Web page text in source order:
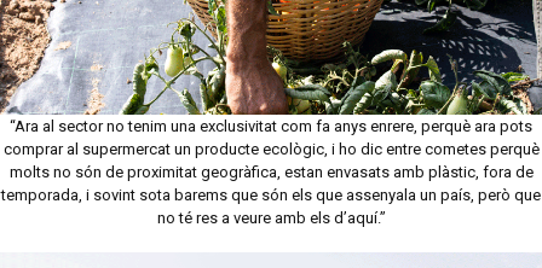
“Ara al sector no tenim una exclusivitat com fa anys enrere, perquè ara pots
comprar al supermercat un producte ecològic, i ho dic entre cometes perquè
molts no són de proximitat geogràfica, estan envasats amb plàstic, fora de
temporada, i sovint sota barems que són els que assenyala un país, però que
no té res a veure amb els d’aquí.”